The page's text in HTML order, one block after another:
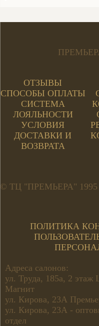
ОТЗЫВЫ
СПОСОБЫ ОПЛАТЫ
СИСТЕМА
ЛОЯЛЬНОСТИ
УСЛОВИЯ
ДОСТАВКИ И
ВОЗВРАТА
© ТЦ "ПРЕМЬЕРА" 1995
ПОЛИТИКА
Адреса салонов:
ул. Труда, 185а, 2 этаж
Магнит
ул. Кирова, 23А
ул. Кирова, 23А -
отдел